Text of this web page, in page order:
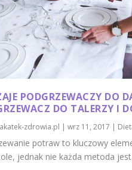
PODGRZEWACZY DO
DO TALERZY I
zdrowia.pl | wrz 11, 2017 |
potraw to kluczowy
jednak nie każda metoda